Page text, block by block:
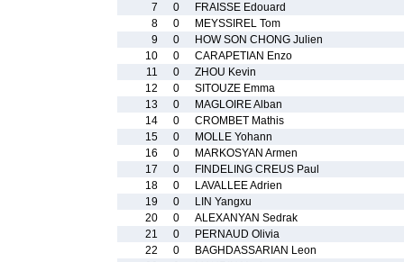
7
0
FRAISSE Edouard
8
0
MEYSSIREL Tom
9
0
HOW SON CHONG Julien
10
0
CARAPETIAN Enzo
11
0
ZHOU Kevin
12
0
SITOUZE Emma
13
0
MAGLOIRE Alban
14
0
CROMBET Mathis
15
0
MOLLE Yohann
16
0
MARKOSYAN Armen
17
0
FINDELING CREUS Paul
18
0
LAVALLEE Adrien
19
0
LIN Yangxu
20
0
ALEXANYAN Sedrak
21
0
PERNAUD Olivia
22
0
BAGHDASSARIAN Leon